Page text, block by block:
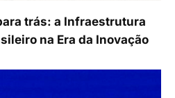
trás: a Infraestrutura
na Era da Inovação